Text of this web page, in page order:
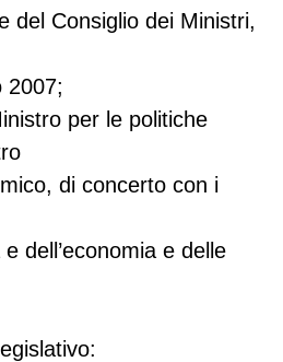
del Consiglio dei Ministri,
2007;
per le politiche
di concerto con i
dell’economia e delle